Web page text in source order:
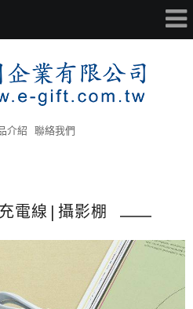
介紹 聯絡我們
電線|攝影棚